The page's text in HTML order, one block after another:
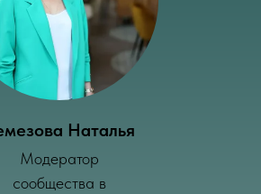
Наталья
Модератор
сообщества в